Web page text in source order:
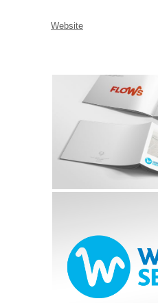
Website